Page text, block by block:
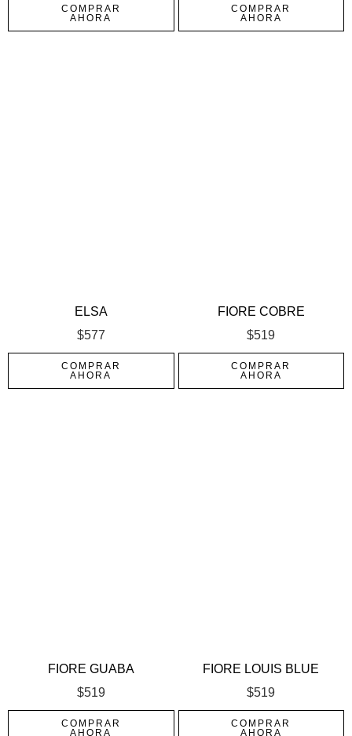
COMPRAR
AHORA
COMPRAR
AHORA
ELSA
$577
COMPRAR
AHORA
FIORE COBRE
$519
COMPRAR
AHORA
FIORE GUABA
$519
COMPRAR
AHORA
FIORE LOUIS BLUE
$519
COMPRAR
AHORA